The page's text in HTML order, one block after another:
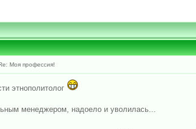
Моя профессия!
этнополитолог
менеджером, надоело и уволилась...